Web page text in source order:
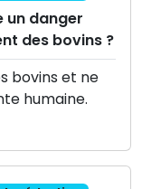
danger
des bovins ?
bovins et ne
humaine.